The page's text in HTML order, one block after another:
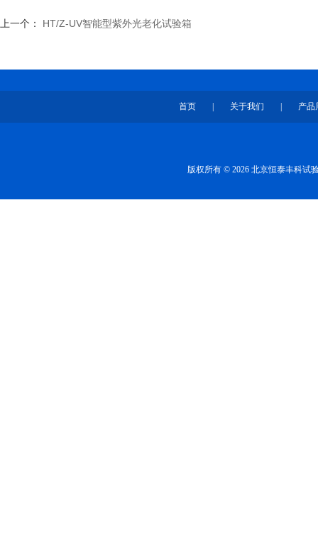
上一个： HT/Z-UV智能型紫外光老化试验箱
首页 关于我们 产品
版权所有 © 2026 北京恒泰丰科试